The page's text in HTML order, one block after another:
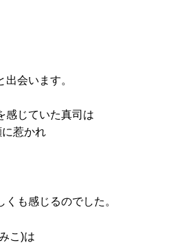
会います。
感じていた真司は
惹かれ
も感じるのでした。
こ)は